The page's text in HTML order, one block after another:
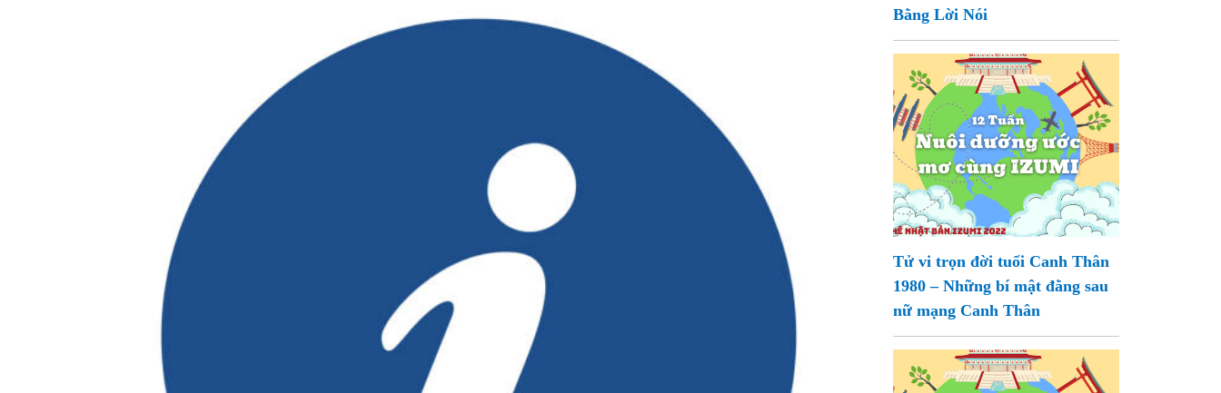
Bằng Lời Nói
Tử vi trọn đời tuổi Canh Thân
1980 – Những bí mật đằng sau
nữ mạng Canh Thân